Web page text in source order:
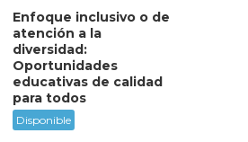
Enfoque inclusivo o de
atención a la
diversidad:
Oportunidades
educativas de calidad
para todos
Disponible